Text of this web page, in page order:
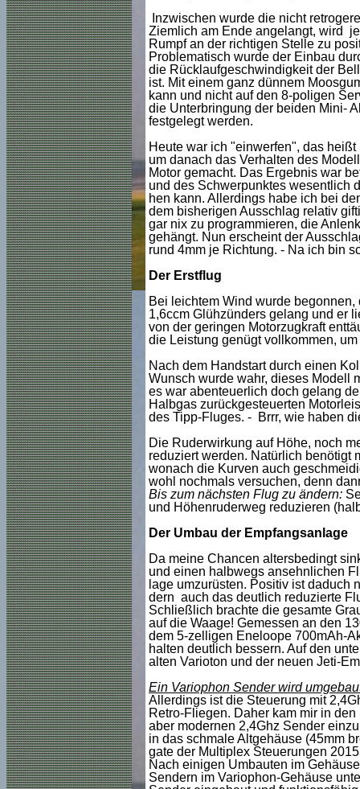
Inzwischen wurde die nicht
Ziemlich am Ende angelangt, wird
Rumpf an der richtigen Stelle zu
Problematisch wurde der Einbau
die Rücklaufgeschwindigkeit der
ist. Mit einem ganz dünnem
kann und nicht auf den 8-poligen
die Unterbringung der beiden Mini-
festgelegt werden.
Heute war ich "einwerfen", das
um danach das Verhalten des
Motor gemacht. Das Ergebnis war
und des Schwerpunktes wesentlich
hen kann. Allerdings habe ich bei
dem bisherigen Ausschlag relativ
gar nix zu programmieren, die
gehängt. Nun erscheint der
rund 4mm je Richtung. - Na ich bin
Der Erstflug
Bei leichtem Wind wurde
1,6ccm Glühzünders gelang und er
von der geringen Motorzugkraft
die Leistung genügt vollkommen,
Nach dem Handstart durch einen
Wunsch wurde wahr, dieses Modell
es war abenteuerlich doch gelang
Halbgas zurückgesteuerten
des Tipp-Fluges. - Brrr, wie haben
Die Ruderwirkung auf Höhe, noch
reduziert werden. Natürlich benötigt
wonach die Kurven auch
wohl nochmals versuchen, denn
Bis zum nächsten Flug zu ändern:
und Höhenruderweg reduzieren
Der Umbau der Empfangsanlage
Da meine Chancen altersbedingt
und einen halbwegs ansehnlichen
lage umzurüsten. Positiv ist daduch
dern auch das deutlich reduzierte
Schließlich brachte die gesamte
auf die Waage! Gemessen an den
dem 5-zelligen Eneloope 700mAh-
halten deutlich bessern. Auf den
alten Varioton und der neuen Jeti-
Ein Variophon Sender wird
Allerdings ist die Steuerung mit
Retro-Fliegen. Daher kam mir in
aber modernen 2,4Ghz Sender
in das schmale Altgehäuse (45mm
gate der Multiplex Steuerungen
Nach einigen Umbauten im
Sendern im Variophon-Gehäuse